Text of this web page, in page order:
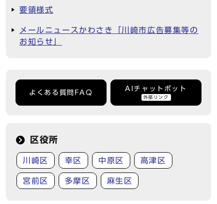
要領様式
メールニュースかわさき「川崎市広告募集等の
お知らせ」
よくある質問FAQ
AIチャットボット
外部リンク
区役所
川崎区 幸区 中原区 高津区
宮前区 多摩区 麻生区